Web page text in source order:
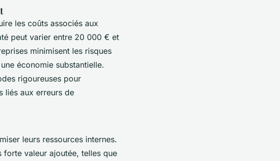
les coûts associés aux
peut varier entre 20 000 € et
minimisent les risques
économie substantielle.
rigoureuses pour
liés aux erreurs de
leurs ressources internes.
forte valeur ajoutée, telles que